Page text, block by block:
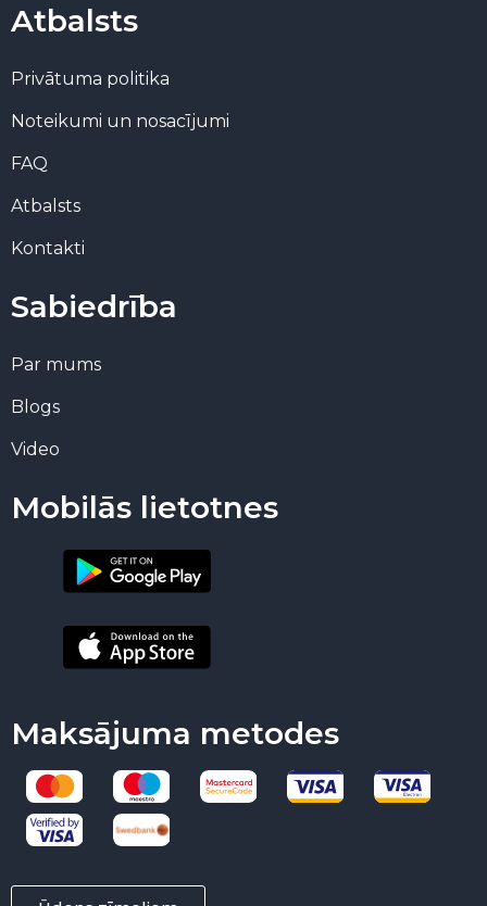
Atbalsts
Privātuma politika
Noteikumi un nosacījumi
FAQ
Atbalsts
Kontakti
Sabiedrība
Par mums
Blogs
Video
Mobilās lietotnes
Maksājuma metodes